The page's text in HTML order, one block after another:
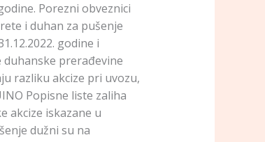
Porezni obveznici
i duhan za pušenje
godine i
duhanske prerađevine
razliku akcize pri uvozu,
Popisne liste zaliha
akcize iskazane u
dužni su na